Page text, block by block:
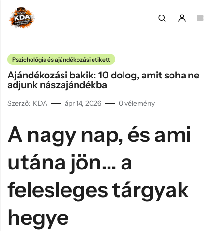
Pszichológia és ajándékozási etikett
Ajándékozási bakik: 10 dolog, amit soha ne
adjunk nászajándékba
Szerző: KDA ápr 14, 2026 0vélemény
A nagy nap, és ami
utána jön… a
felesleges tárgyak
hegye
Back
Valentin napi ajándékok
Póló
Kulacs
Pohár, korsó
Párna
Kulcstartó
Hűtőmágnes, Kitűző
Back
Anyának
Apának
Gyereknek
Csecsemőnek
Keresztszülőknek
Nagyszülőknek
Back
Születésnapra
Nőnapra
Apák napjára
Húsvét
Mikulás
Karácsony
Back
Legénybúcsú
Leánybúcsú
Halloween
Tejfakasztó
Back
Gamer
Könyvmoly
Zene
Sütés/főzés
Kávékedvelő